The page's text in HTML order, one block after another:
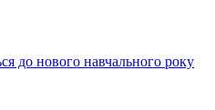
до нового навчального року